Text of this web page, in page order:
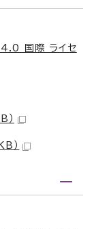
4.0 国際 ライセ
）